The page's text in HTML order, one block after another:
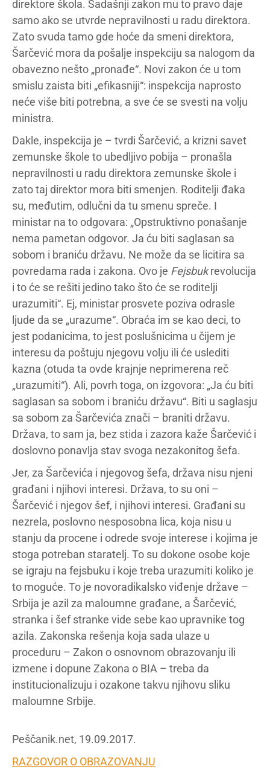
direktore škola. Sadašnji zakon mu to pravo daje
samo ako se utvrde nepravilnosti u radu direktora.
Zato svuda tamo gde hoće da smeni direktora,
Šarčević mora da pošalje inspekciju sa nalogom da
obavezno nešto „pronađe“. Novi zakon će u tom
smislu zaista biti „efikasniji“: inspekcija naprosto
neće više biti potrebna, a sve će se svesti na volju
ministra.
Dakle, inspekcija je – tvrdi Šarčević, a krizni savet
zemunske škole to ubedljivo pobija – pronašla
nepravilnosti u radu direktora zemunske škole i
zato taj direktor mora biti smenjen. Roditelji đaka
su, međutim, odlučni da tu smenu spreče. I
ministar na to odgovara: „Opstruktivno ponašanje
nema pametan odgovor. Ja ću biti saglasan sa
sobom i braniću državu. Ne može da se licitira sa
povredama rada i zakona. Ovo je Fejsbukrevolucija
i to će se rešiti jedino tako što će se roditelji
urazumiti“. Ej, ministar prosvete poziva odrasle
ljude da se „urazume“. Obraća im se kao deci, to
jest podanicima, to jest poslušnicima u čijem je
interesu da poštuju njegovu volju ili će uslediti
kazna (otuda ta ovde krajnje neprimerena reč
„urazumiti“). Ali, povrh toga, on izgovora: „Ja ću biti
saglasan sa sobom i braniću državu“. Biti u saglasju
sa sobom za Šarčevića znači – braniti državu.
Država, to sam ja, bez stida i zazora kaže Šarčević i
doslovno ponavlja stav svoga nezakonitog šefa.
Jer, za Šarčevića i njegovog šefa, država nisu njeni
građani i njihovi interesi. Država, to su oni –
Šarčević i njegov šef, i njihovi interesi. Građani su
nezrela, poslovno nesposobna lica, koja nisu u
stanju da procene i odrede svoje interese i kojima je
stoga potreban staratelj. To su dokone osobe koje
se igraju na fejsbuku i koje treba urazumiti koliko je
to moguće. To je novoradikalsko viđenje države –
Srbija je azil za maloumne građane, a Šarčević,
stranka i šef stranke vide sebe kao upravnike tog
azila. Zakonska rešenja koja sada ulaze u
proceduru – Zakon o osnovnom obrazovanju ili
izmene i dopune Zakona o BIA – treba da
institucionalizuju i ozakone takvu njihovu sliku
maloumne Srbije.
Peščanik.net, 19.09.2017.
RAZGOVOR O OBRAZOVANJU